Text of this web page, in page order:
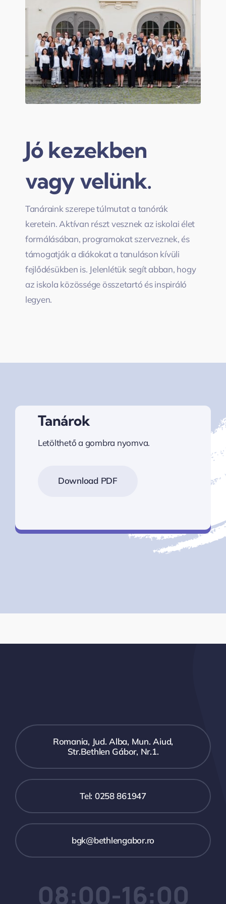
Jó kezekben
vagy velünk.
Tanáraink szerepe túlmutat a tanórák
keretein. Aktívan részt vesznek az iskolai élet
formálásában, programokat szerveznek, és
támogatják a diákokat a tanuláson kívüli
fejlődésükben is. Jelenlétük segít abban, hogy
az iskola közössége összetartó és inspiráló
legyen.
Tanárok
Letölthető a gombra nyomva.
Download PDF
Romania, Jud. Alba, Mun. Aiud,
Str.Bethlen Gábor, Nr.1.
Tel: 0258 861947
bgk@bethlengabor.ro
08:00-16:00